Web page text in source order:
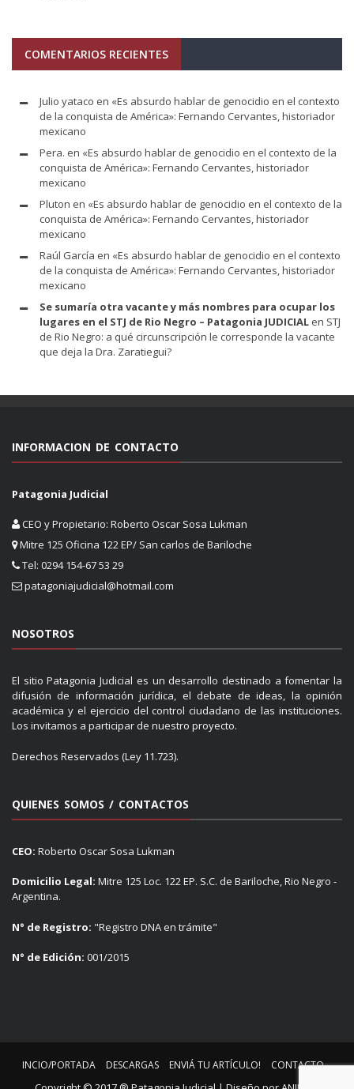
COMENTARIOS RECIENTES
Julio yataco en «Es absurdo hablar de genocidio en el contexto
de la conquista de América»: Fernando Cervantes, historiador
mexicano
Pera. en «Es absurdo hablar de genocidio en el contexto de la
conquista de América»: Fernando Cervantes, historiador
mexicano
Pluton en «Es absurdo hablar de genocidio en el contexto de la
conquista de América»: Fernando Cervantes, historiador
mexicano
Raúl García en «Es absurdo hablar de genocidio en el contexto
de la conquista de América»: Fernando Cervantes, historiador
mexicano
Se sumaría otra vacante y más nombres para ocupar los
lugares en el STJ de Rio Negro – Patagonia JUDICIAL en STJ
de Rio Negro: a qué circunscripción le corresponde la vacante
que deja la Dra. Zaratiegui?
INFORMACION DE CONTACTO
Patagonia Judicial
CEO y Propietario: Roberto Oscar Sosa Lukman
Mitre 125 Oficina 122 EP/ San carlos de Bariloche
Tel: 0294 154-67 53 29
patagoniajudicial@hotmail.com
NOSOTROS
El sitio Patagonia Judicial es un desarrollo destinado a fomentar la
difusión de información jurídica, el debate de ideas, la opinión
académica y el ejercicio del control ciudadano de las instituciones.
Los invitamos a participar de nuestro proyecto.
Derechos Reservados (Ley 11.723).
QUIENES SOMOS / CONTACTOS
CEO: Roberto Oscar Sosa Lukman
Domicilio Legal: Mitre 125 Loc. 122 EP. S.C. de Bariloche, Rio Negro -
Argentina.
N° de Registro: "Registro DNA en trámite"
N° de Edición: 001/2015
INCIO/PORTADA DESCARGAS ENVIÁ TU ARTÍCULO! CONTACTO